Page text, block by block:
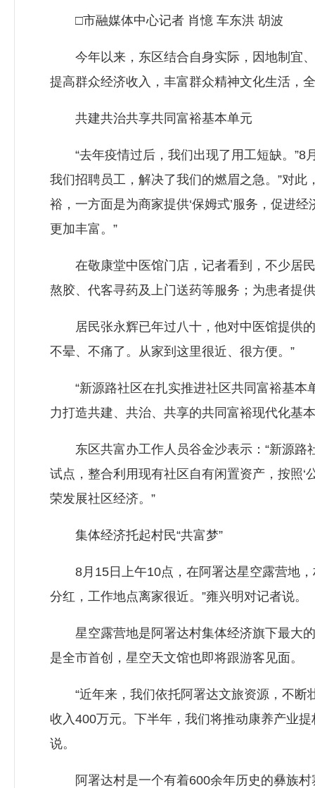
□市融媒体中心记者 肖憶 车东洪 胡波
今年以来，东区结合自身实际，因地制宜、
提高群众经济收入，丰富群众精神文化生活，
共建共治共享共同富裕基本单元
“去年疫情过后，我们出现了用工短缺。”8
我们招聘员工，解决了我们的燃眉之急。”对
裕，一方面是为商家提供‘保姆式’服务，促进
更加丰富。”
在敬康堂中医馆门店，记者看到，不少居民
熬胶、代客寻药及上门送药等服务；为患者提
居民张永辉已年过八十，他对中医馆提供的
不晕、不痛了。从家到这里很近、很方便。”
“新源路社区在扎实推进社区共同富裕基本
力打造共建、共治、共享的共同富裕现代化基
东区共富办工作人员谷金沙表示：“新源路
试点，整合利用现有社区自有闲置资产，按照‘
荣发展社区经济。”
集体经济托起村民“共富梦”
8月15日上午10点，在阿署达星空露营地，
分红，工作地点离家很近。”雍兴明对记者说。
星空露营地是阿署达村集体经济旗下最大的
是全市首创，星空天文馆也即将跟游客见面。
“近年来，我们依托阿署达文旅资源，不断
收入400万元。下半年，我们将推动康养产业
说。
阿署达村是一个有着600余年历史的彝族村